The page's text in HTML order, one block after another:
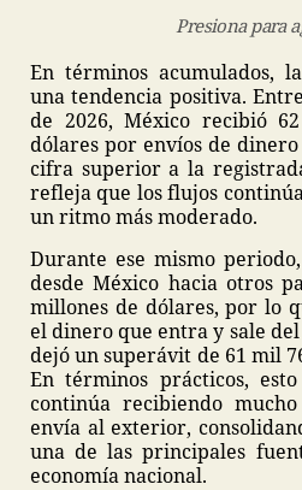
Presiona para
En términos acumulados,
una tendencia positiva.
de 2026, México recibió
dólares por envíos de
cifra superior a la
refleja que los flujos
un ritmo más moderado.
Durante ese mismo
desde México hacia otros
millones de dólares, por lo
el dinero que entra y sale
dejó un superávit de 61 mil
En términos prácticos,
continúa recibiendo
envía al exterior,
una de las principales
economía nacional.